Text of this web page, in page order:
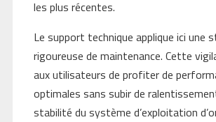
les plus récentes.
Le support technique applique ici une
rigoureuse de maintenance. Cette
aux utilisateurs de profiter de
optimales sans subir de
stabilité du système d’exploitation